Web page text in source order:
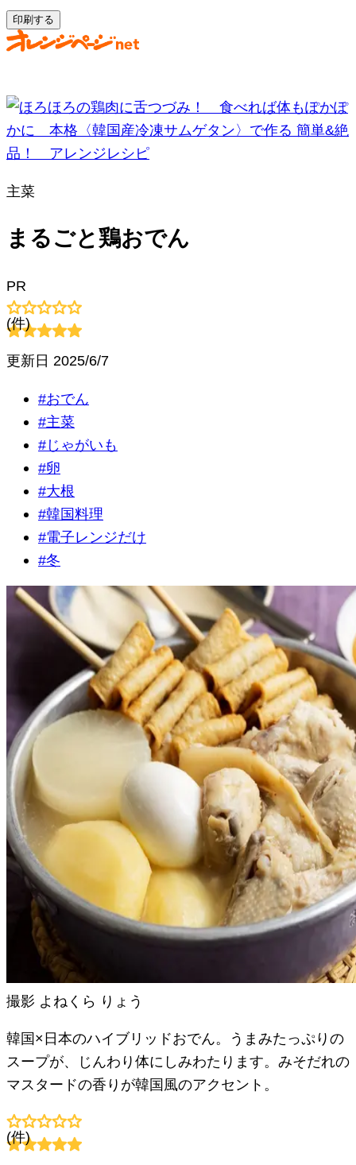
印刷する
主菜
まるごと鶏おでん
PR
(件)
更新日 2025/6/7
#おでん
#主菜
#じゃがいも
#卵
#大根
#韓国料理
#電子レンジだけ
#冬
撮影 よねくら りょう
韓国×日本のハイブリッドおでん。うまみたっぷりの
スープが、じんわり体にしみわたります。みそだれの
マスタードの香りが韓国風のアクセント。
(件)